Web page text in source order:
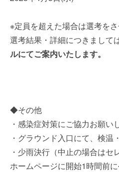
※定員を超えた場合は選考をさ
選考結果・詳細につきましては
ルにてご案内いたします。
◆その他
・感染症対策にご協力お願い
・グラウンド入口にて、検
・少雨決行（中止の場合は
ホームページに開始1時間前に